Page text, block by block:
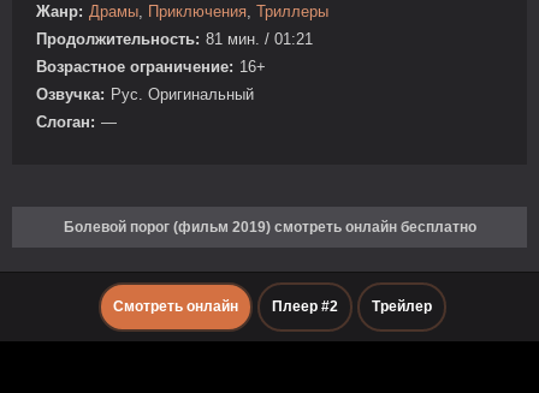
Жанр: Драмы Приключения Триллеры
Продолжительность: 81 мин. / 01:21
Возрастное ограничение: 16+
Озвучка: Рус. Оригинальный
Слоган: —
Болевой порог (фильм 2019) смотреть онлайн бесплатно
Смотреть онлайн Плеер #2 Трейлер